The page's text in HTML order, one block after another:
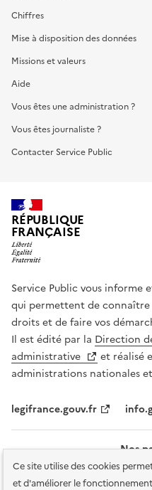
Ce site utilise des cookies
et d'améliorer le
Chiffres
Mise à disposition des données
Missions et valeurs
Aide
Vous êtes une administration ?
Vous êtes journaliste ?
Contacter Service Public
RÉPUBLIQUE
FRANÇAISE
Service Public vous informe
qui permettent de connaître
droits et de faire vos
Il est édité par la Direction
administrative
et réalisé
administrations nationales
legifrance.gouv.fr
Nos